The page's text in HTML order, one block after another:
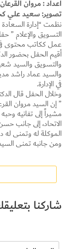
اعداد : مروان القرعان
تصوير: سعيد علي
نظمت “إدارة
التسويق والإعلام ”
عمل ككاتب محتوى في
أقيم الحفل بحضور
والتسويق والسيد
والسيد عماد راشد
في الإدارة.
وخلال الحفل قال
” إن السيد مروان
مشيراً إلى تفانيه
الاتحاد، إلى جانب
الموكلة له وتمنى له
ومن جانبه تمنى
جميع مساعيه
من عائلة تعاونية
وأضاف السيد عماد
المزيج نادر ولكنه
مؤكداً على أنه قدم
للتعاونية، متمنياً
والنجاح في مساعيه
شاركنا